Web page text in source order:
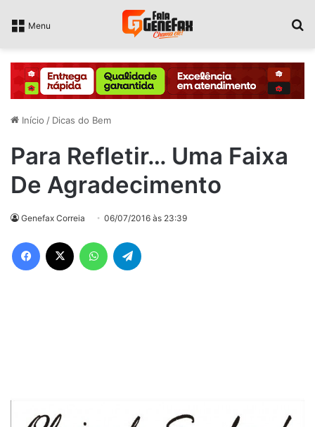
Menu
Início / Dicas do Bem
Para Refletir… Uma Faixa
De Agradecimento
Genefax Correia 06/07/2016 às 23:39
Facebook WhatsApp